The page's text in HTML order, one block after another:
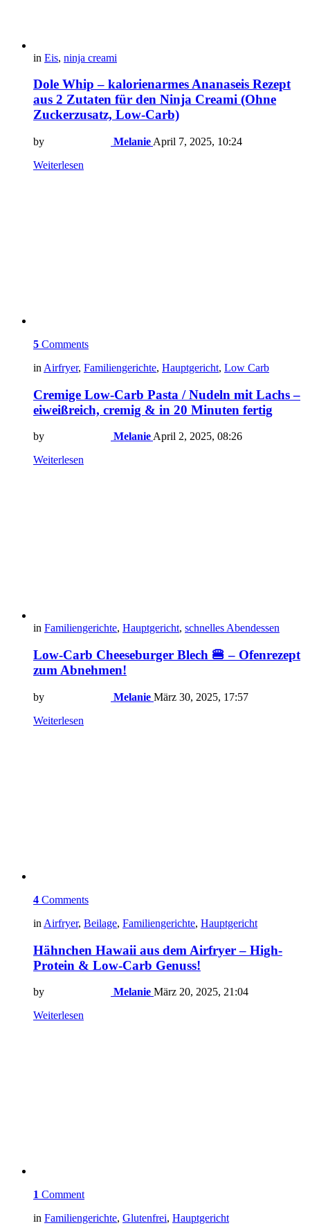
in Eis, ninja creami
Dole Whip – kalorienarmes Ananaseis Rezept
aus 2 Zutaten für den Ninja Creami (Ohne
Zuckerzusatz, Low-Carb)
by Melanie April 7, 2025, 10:24
Weiterlesen
5 Comments
in Airfryer, Familiengerichte, Hauptgericht, Low Carb
Cremige Low-Carb Pasta / Nudeln mit Lachs –
eiweißreich, cremig & in 20 Minuten fertig
by MelanieApril 2, 2025, 08:26
Weiterlesen
in Familiengerichte, Hauptgericht, schnelles Abendessen
Low-Carb Cheeseburger Blech 🍔 – Ofenrezept
zum Abnehmen!
by Melanie März 30, 2025, 17:57
Weiterlesen
4 Comments
in Airfryer, Beilage, Familiengerichte, Hauptgericht
Hähnchen Hawaii aus dem Airfryer – High-
Protein & Low-Carb Genuss!
by Melanie März 20, 2025, 21:04
Weiterlesen
1 Comment
in Familiengerichte, Glutenfrei, Hauptgericht